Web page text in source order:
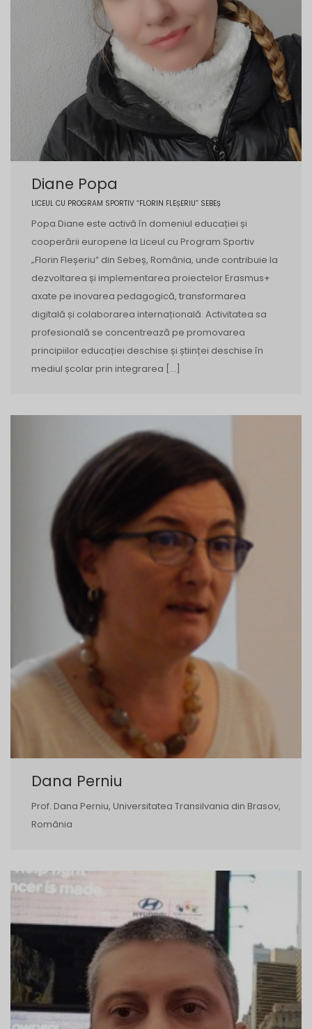
Diane Popa
LICEUL CU PROGRAM SPORTIV “FLORIN FLEȘERIU” SEBEȘ
Popa Diane este activă în domeniul educației și
cooperării europene la Liceul cu Program Sportiv
„Florin Fleșeriu” din Sebeș, România, unde contribuie la
dezvoltarea și implementarea proiectelor Erasmus+
axate pe inovarea pedagogică, transformarea
digitală și colaborarea internațională. Activitatea sa
profesională se concentrează pe promovarea
principiilor educației deschise și științei deschise în
mediul școlar prin integrarea […]
Dana Perniu
Prof. Dana Perniu, Universitatea Transilvania din Brasov,
România